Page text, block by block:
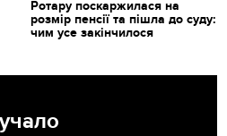
Ротару поскаржилася на
розмір пенсії та пішла до суду:
чим усе закінчилося